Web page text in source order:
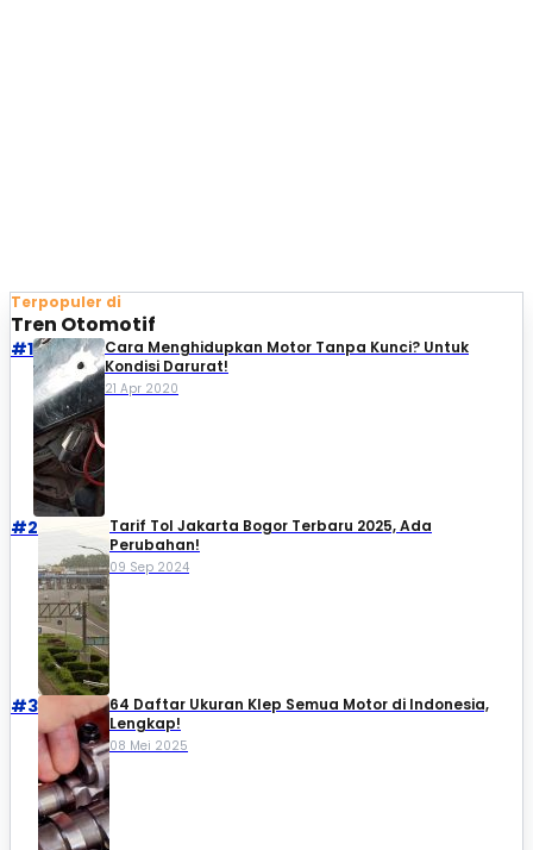
Terpopuler di
Tren Otomotif
#1
Cara Menghidupkan Motor Tanpa Kunci? Untuk
Kondisi Darurat!
21 Apr 2020
#2
Tarif Tol Jakarta Bogor Terbaru 2025, Ada
Perubahan!
09 Sep 2024
#3
64 Daftar Ukuran Klep Semua Motor di Indonesia,
Lengkap!
08 Mei 2025